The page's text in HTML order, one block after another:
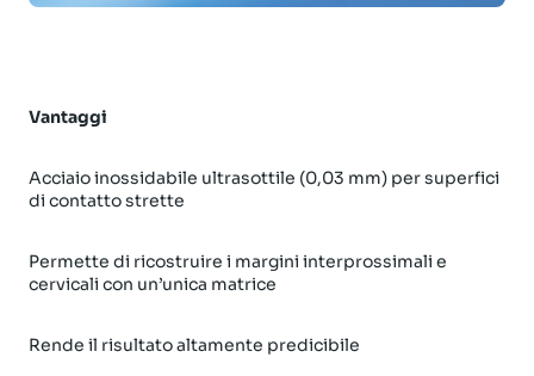
Vantaggi
Acciaio inossidabile ultrasottile (0,03 mm) per superfici
di contatto strette
Permette di ricostruire i margini interprossimali e
cervicali con un’unica matrice
Rende il risultato altamente predicibile